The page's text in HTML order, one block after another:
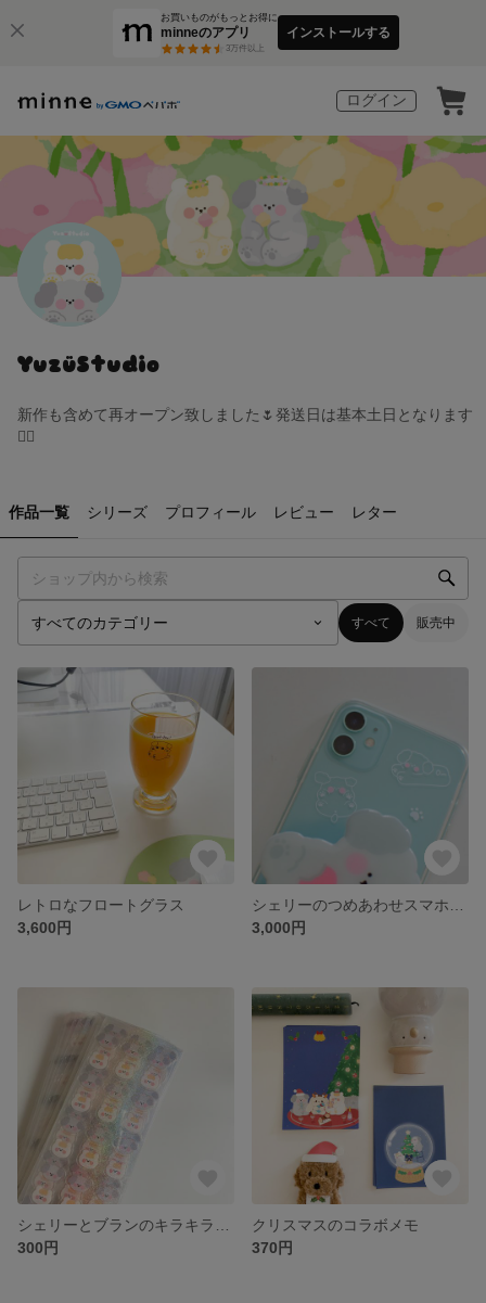
お買いものがもっとお得に
minneのアプリ
3万件以上
インストールする
ログイン
YuzüStudio
新作も含めて再オープン致しました🌷発送日は基本土日となります
🙇‍♀️
作品一覧 シリーズ プロフィール レビュー レター
すべて 販売中
レトロなフロートグラス
3,600円
3,000円
300円
クリスマスのコラボメモ
370円